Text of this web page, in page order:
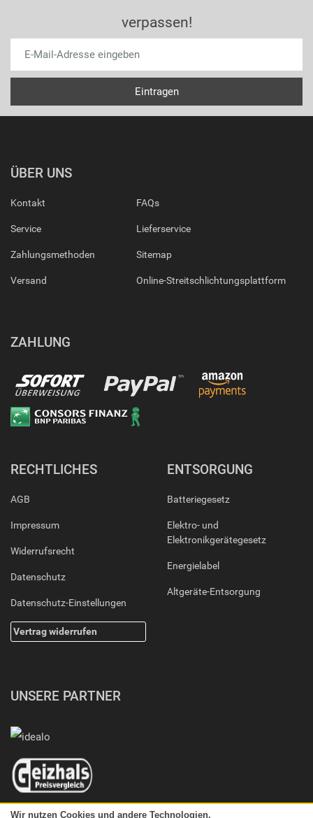
verpassen!
ÜBER UNS
Kontakt
Service
Zahlungsmethoden
Versand
FAQs
Lieferservice
Sitemap
Online-Streitschlichtungsplattform
ZAHLUNG
RECHTLICHES
AGB
Impressum
Widerrufsrecht
Datenschutz
Datenschutz-Einstellungen
Vertrag widerrufen
ENTSORGUNG
Batteriegesetz
Elektro- und
Elektronikgerätegesetz
Energielabel
Altgeräte-Entsorgung
UNSERE PARTNER
Wir nutzen Cookies und andere Technologien.